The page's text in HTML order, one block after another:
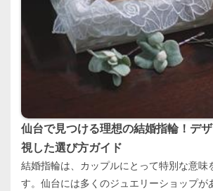
仙台で見つける理想の結婚指輪！デ
視した選び方ガイド
結婚指輪は、カップルにとって特別な意味
す。仙台には多くのジュエリーショップが